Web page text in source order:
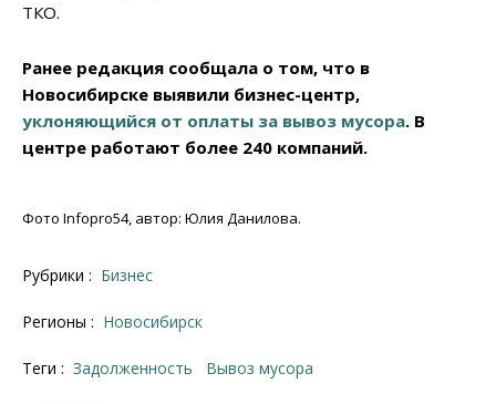
ТКО.
Ранее редакция сообщала о том, что в
Новосибирске выявили бизнес-центр,
уклоняющийся от оплаты за вывоз мусора. В
центре работают более 240 компаний.
Фото Infopro54, автор: Юлия Данилова.
Рубрики : Бизнес
Регионы : Новосибирск
Теги : задолженность вывоз мусора